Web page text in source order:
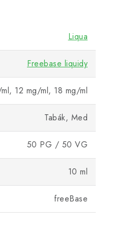
Liqua
Freebase liquidy
12 mg/ml, 18 mg/ml
Tabák, Med
50 PG / 50 VG
10 ml
freeBase